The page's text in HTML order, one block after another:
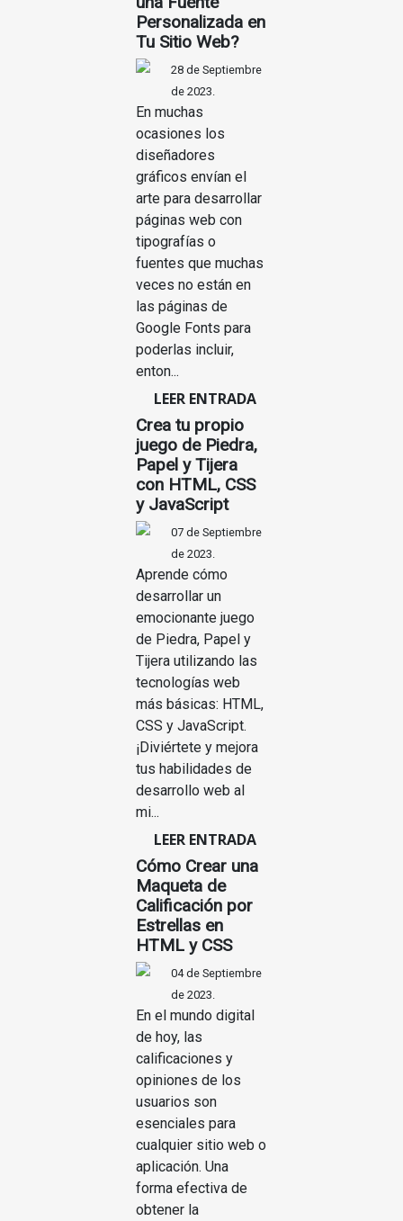
Personalizada en
Tu Sitio Web?
28 de Septiembre
de 2023.
En muchas
ocasiones los
diseñadores
gráficos envían el
arte para desarrollar
páginas web con
tipografías o
fuentes que muchas
veces no están en
las páginas de
Google Fonts para
poderlas incluir,
enton...
LEER ENTRADA
Crea tu propio
juego de Piedra,
Papel y Tijera
con HTML, CSS
y JavaScript
07 de Septiembre
de 2023.
Aprende cómo
desarrollar un
emocionante juego
de Piedra, Papel y
Tijera utilizando las
tecnologías web
más básicas: HTML,
CSS y JavaScript.
¡Diviértete y mejora
tus habilidades de
desarrollo web al
mi...
LEER ENTRADA
Cómo Crear una
Maqueta de
Calificación por
Estrellas en
HTML y CSS
04 de Septiembre
de 2023.
En el mundo digital
de hoy, las
calificaciones y
opiniones de los
usuarios son
esenciales para
cualquier sitio web o
aplicación. Una
forma efectiva de
obtener la